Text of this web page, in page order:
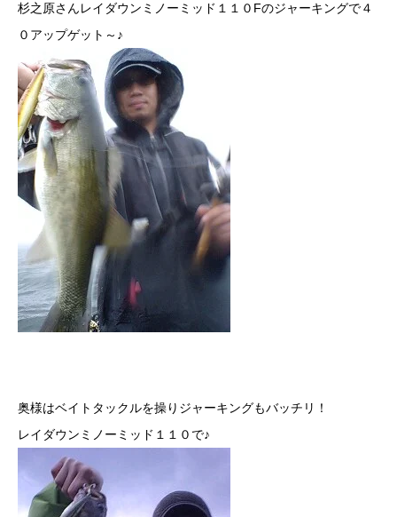
杉之原さんレイダウンミノーミッド１１０Fのジャーキングで４
０アップゲット～♪
奥様はベイトタックルを操りジャーキングもバッチリ！
レイダウンミノーミッド１１０で♪